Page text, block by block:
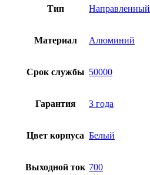
Тип Направленный
Материал Алюминий
Срок службы 50000
Гарантия 3 года
Цвет корпуса Белый
Выходной ток 700